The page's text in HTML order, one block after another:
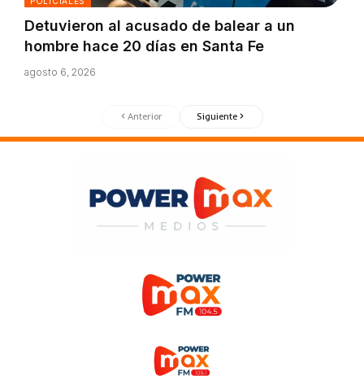
Detuvieron al acusado de balear a un
hombre hace 20 días en Santa Fe
agosto 6, 2026
Anterior Siguiente